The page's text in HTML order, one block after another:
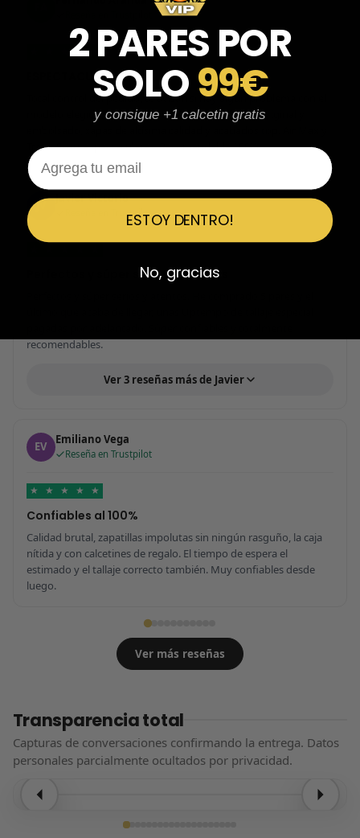
★
ESPECTACULARES
Total control del pedido, te avisan si hay algún problema con el
modelo elegido, empaquetado perfecto con caja original y
Travis Scott espectaculares. Recomendable 100%.
JV Javier Victorio
Reseña en Trustpilot
Perfectos y súper serios y atentos
recomendables.
Ver 3 reseñas más de Javier
EV Emiliano Vega
Reseña en Trustpilot
★ ★ ★ ★ ★
Confiables al 100%
Calidad brutal, zapatillas impolutas sin ningún rasguño, la caja
nítida y con calcetines de regalo. El tiempo de espera el
estimado y el tallaje correcto también. Muy confiables desde
luego.
Ver más reseñas
Transparencia total
Capturas de conversaciones confirmando la entrega. Datos
personales parcialmente ocultados por privacidad.
2 PARES POR
SOLO99€
y consigue +1 calcetin gratis
Email
ESTOY DENTRO!
No, gracias